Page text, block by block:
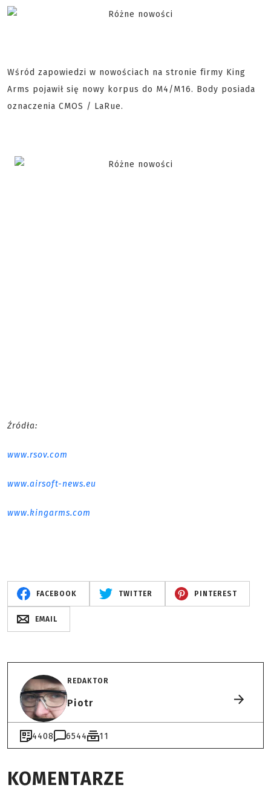
Wśród zapowiedzi w nowościach na stronie firmy King
Arms pojawił się nowy korpus do M4/M16. Body posiada
oznaczenia CMOS / LaRue.
Źródła:
www.rsov.com
www.airsoft-news.eu
www.kingarms.com
FACEBOOK TWITTER PINTEREST
EMAIL
REDAKTOR
Piotr
4408 6544 11
KOMENTARZE